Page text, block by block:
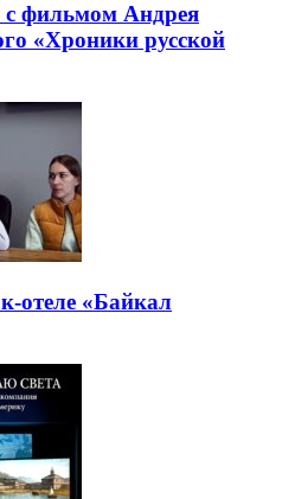
с фильмом Андрея
«Хроники русской
отеле «Байкал